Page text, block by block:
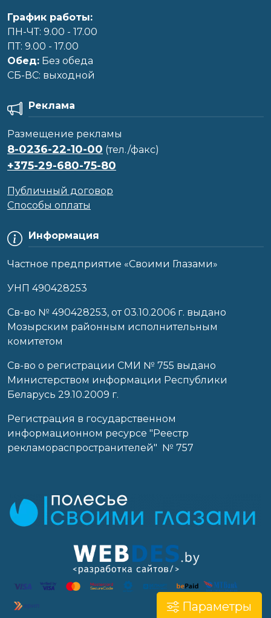
Параметры
График работы:
ПН-ЧТ: 9.00 - 17.00
ПТ: 9.00 - 17.00
Обед: Без обеда
CБ-ВС: выходной
Информация
Частное предприятие «Своими Глазами»
УНП 490428253
Cв-во № 490428253, от 03.10.2006 г. выдано
Мозырским районным исполнительным
комитетом
Св-во о регистрации СМИ № 755 выдано
Министерством информации Республики
Беларусь 29.10.2009 г.
Регистрация в государственном
информационном ресурсе "Реестр
рекламораспространителей" № 757
Реклама
Размещение рекламы
8-0236-22-10-00 (тел./факс)
+375-29-680-75-80
Публичный договор
Способы оплаты